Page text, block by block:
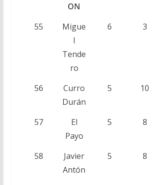
ON
55
Migue
l
Tende
ro
6 3
56
Curro
Durán
5 10
57
El
Payo
5 8
58
Javier
Antón
5 8